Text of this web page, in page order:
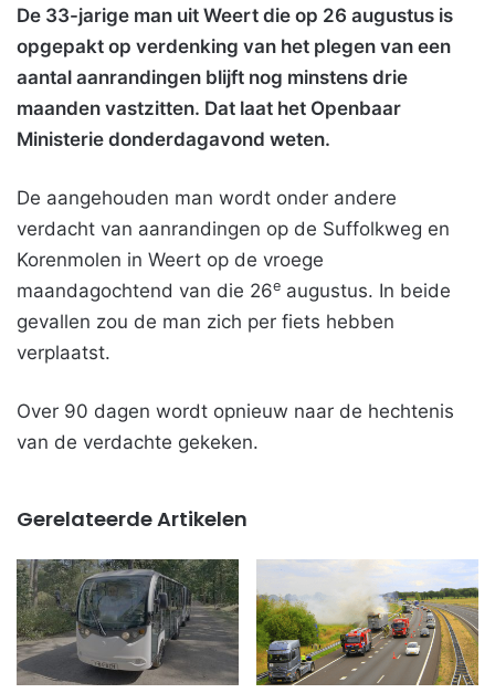
De 33-jarige man uit Weert die op 26 augustus is
opgepakt op verdenking van het plegen van een
aantal aanrandingen blijft nog minstens drie
maanden vastzitten. Dat laat het Openbaar
Ministerie donderdagavond weten.
De aangehouden man wordt onder andere
verdacht van aanrandingen op de Suffolkweg en
Korenmolen in Weert op de vroege
maandagochtend van die 26e augustus. In beide
gevallen zou de man zich per fiets hebben
verplaatst.
Over 90 dagen wordt opnieuw naar de hechtenis
van de verdachte gekeken.
Gerelateerde Artikelen